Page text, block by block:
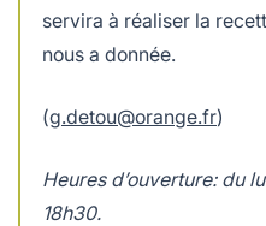
servira à réaliser la
nous a donnée.
(g.detou@orange.fr)
Heures d’ouverture: du
18h30.